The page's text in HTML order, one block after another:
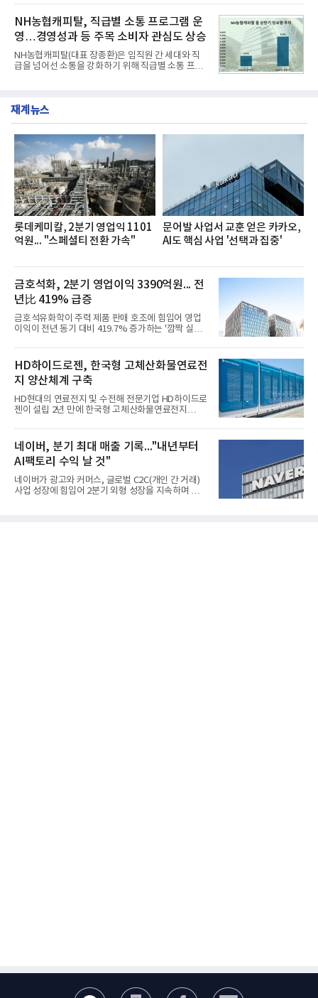
넘
혔다.‘동대문식 닭한마리 칼국수’는 예상을 뛰어넘는
소비자 호응에 힘입어 지난 7월 13일 첫 선을 보인 지
단 18일 만에 누적 판매량 50만 개를 돌파하는 성과를
거두었다.이번 신제품은 개발진이 전국의 닭한마리
전문점을 직접 찾아 다니며 최적의 육수 비율을 완성
했다. 자극적이지 않으면서도 깊은 닭육수에 마늘의
개운한 풍미를 더했으며, 국물이 잘 배어들면서도 쫄
서도
NH농협캐피탈, 직급별 소통 프로그램 운
영…경영성과 등 주목 소비자 관심도 상승
NH농협캐피탈(대표 장종환)은 임직원 간 세대와 직
급을 넘어선 소통을 강화하기 위해 직급별 소통 프로
영지원부 홍보팀과 2026년 새로이(e)＊가 공동 주관
쳐 진행됐다.참고로 새로이(e)는 NH농협캐피탈 MZ
세대들로(과장~계장) 구성된 자율 참여조직으로, 조
직문화 혁신과 업무 효율성 향상을 위한 다양한 활동
을 추진하며,새로운 변화와 이로운 영향력을 조직전
반에 전파하는 역할
재계뉴스
롯데케미칼, 2분기 영업익 1101
억원... "스페셜티 전환 가속"
문어발 사업서 교훈 얻은 카카오,
AI도 핵심 사업 '선택과 집중'
금호석화, 2분기 영업이익 3390억원... 전
년比 419% 급증
금호석유화학이 주력 제품 판매 호조에 힘입어 영업
이익이 전년 동기 대비 419.7% 증가하는 '깜짝 실
업이익이 3390억원으로 지난해 동기보다 419.7% 증
가한 것으로 잠정 집계됐다고 7일 공시했다.매출은 2
조2682억원으로 지난해 동기 대비 27.9% 증가했다.
순이익은 3004억원으로 420.4% 늘었다.이번 호실적
은 주력 제품인 NB라텍스와 합성수지 판매 호조가 견
인한 것으로 풀이된다. 미국의 중국산 의료용 고무장
갑 관세 인상 이후 동남아 장갑업체의 가동률이 높아
성이 개선됐다.금호석유
HD하이드로젠, 한국형 고체산화물연료전
지 양산체계 구축
HD현대의 연료전지 및 수전해 전문기업 HD하이드로
젠이 설립 2년 만에 한국형 고체산화물연료전지
본격적인 시장 공략에 나선다.HD하이드로젠은 최근
한국전기안전공사(KESCO)로부터 SOFC 발전설비
‘HD250’과 ‘HD300’, 제조시설에 대한 사용전검사를
완료하고 제품 양산체계 구축했다고 밝혔다.HD250
과 HD300은 각각 249kW급과 285kW급의 중소형 발
전용 SOFC 제품이다. 이번 검사를 통해 HD하이드로
젠은 제품과 제조시설의 전기설비 안전성과 적합성을
네이버, 분기 최대 매출 기록..."내년부터
AI팩토리 수익 날 것"
네이버가 광고와 커머스, 글로벌 C2C(개인 간 거래)
사업 성장에 힘입어 2분기 외형 성장을 지속하며 역대